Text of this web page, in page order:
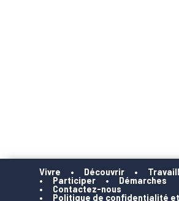
Vivre Découvrir
Participer
Démarches
Contactez-nous
Politique de confidentialité